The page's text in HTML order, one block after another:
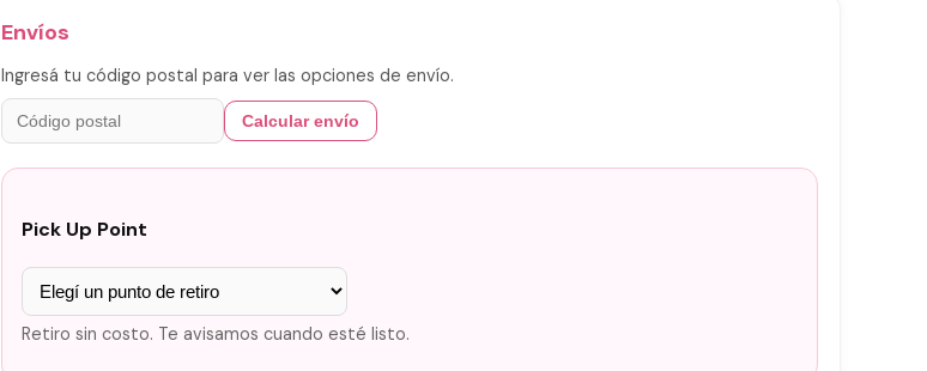
Envíos
Ingresá tu código postal para ver las opciones de envío.
Calcular envío
Pick Up Point
Retiro sin costo. Te avisamos cuando esté listo.